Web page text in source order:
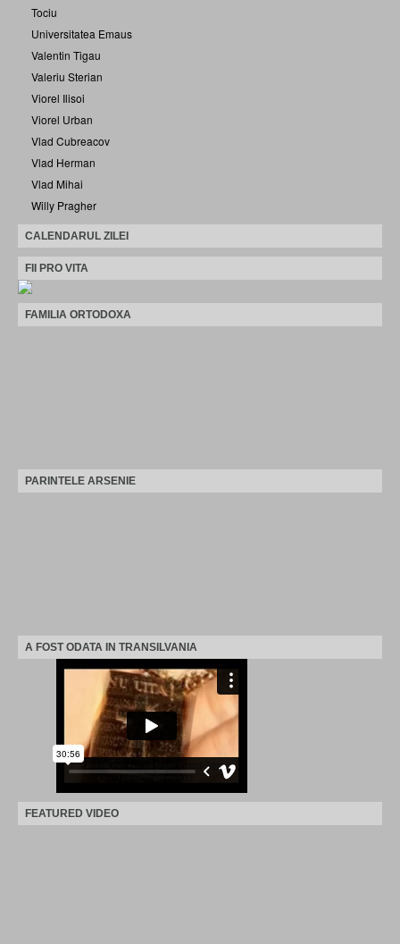
Tociu
Universitatea Emaus
Valentin Tigau
Valeriu Sterian
Viorel Ilisoi
Viorel Urban
Vlad Cubreacov
Vlad Herman
Vlad Mihai
Willy Pragher
CALENDARUL ZILEI
FII PRO VITA
FAMILIA ORTODOXA
PARINTELE ARSENIE
A FOST ODATA IN TRANSILVANIA
FEATURED VIDEO